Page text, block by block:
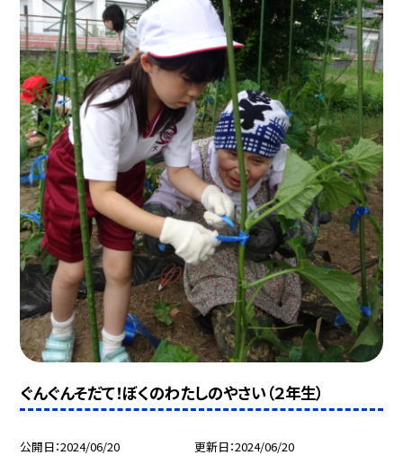
ぐんぐんそだて！ぼくのわたしのやさい（２年生）
公開日 2024/06/20 更新日 2024/06/20